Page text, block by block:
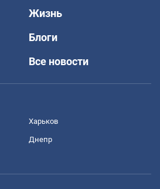
Жизнь
Блоги
Все новости
Харьков
Днепр